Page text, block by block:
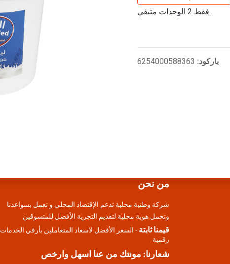
فقط 2 الوحدات متبقي.
باركود: 6254000588363
من نحن
شركة وطنية محلية تدعم الإقتصاد المحلي و تعمل بسواعدنا
وتحمل هوية محلية لتقديم التجرية الأفضل للمتسوقين
قيمنا ثابتة - السعر الأفضل لاسعاد المتعاملين بأرقي الخدمات
رقمية
شعارنا: مونتك من عنا اسهل وارخص